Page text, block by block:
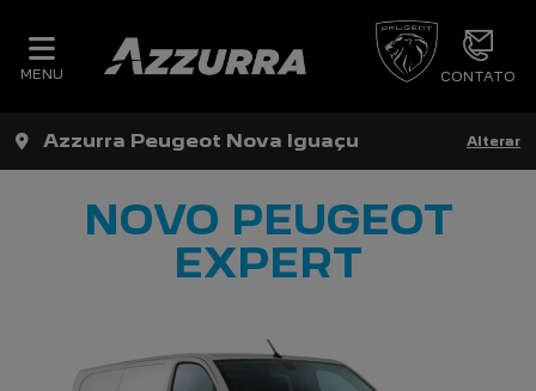
MENU CONTATO
Azzurra Peugeot Nova Iguaçu Alterar
NOVO PEUGEOT
EXPERT